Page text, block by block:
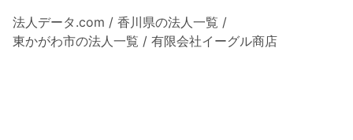
法人データ.com / 香川県の法人一覧 /
東かがわ市の法人一覧 / 有限会社イーグル商店